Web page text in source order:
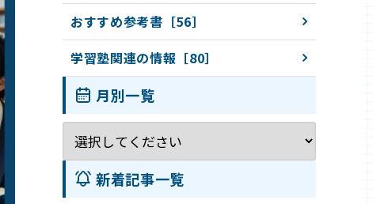
おすすめ参考書［56］
学習塾関連の情報［80］
月別一覧
新着記事一覧